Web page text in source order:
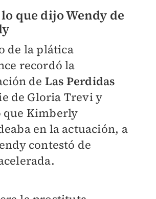
que dijo Wendy de
de la plática
recordó la
de Las Perdidas
de Gloria Trevi y
que Kimberly
en la actuación, a
contestó de